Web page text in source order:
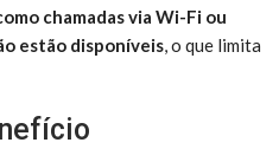
chamadas via Wi-Fi ou
estão disponíveis, o que limita